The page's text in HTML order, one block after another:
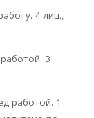
4 лиц.,
3
работой. 1